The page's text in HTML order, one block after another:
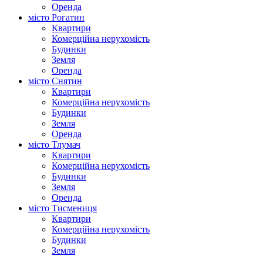
Оренда
місто Рогатин
Квартири
Комерційна нерухомість
Будинки
Земля
Оренда
місто Снятин
Квартири
Комерційна нерухомість
Будинки
Земля
Оренда
місто Тлумач
Квартири
Комерційна нерухомість
Будинки
Земля
Оренда
місто Тисмениця
Квартири
Комерційна нерухомість
Будинки
Земля